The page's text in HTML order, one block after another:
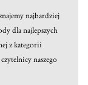
najbardziej
dla najlepszych
z kategorii
naszego